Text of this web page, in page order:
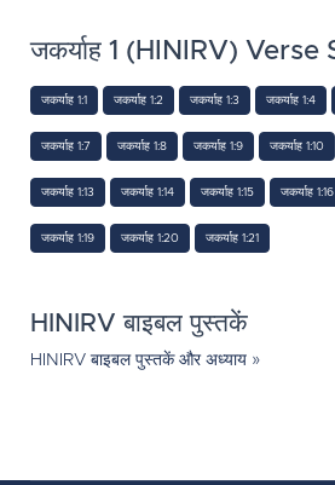
जकर्याह 1 (HINIRV)
जकर्याह 1:1 जकर्याह 1:2 जकर्याह 1:3 जकर्याह 1:4
जकर्याह 1:7 जकर्याह 1:8 जकर्याह 1:9 जकर्याह 1:10
जकर्याह 1:13 जकर्याह 1:14 जकर्याह 1:15 जकर्याह 1:16
जकर्याह 1:19 जकर्याह 1:20 जकर्याह 1:21
HINIRV बाइबल पुस्तकें
HINIRV बाइबल पुस्तकें और अध्याय »